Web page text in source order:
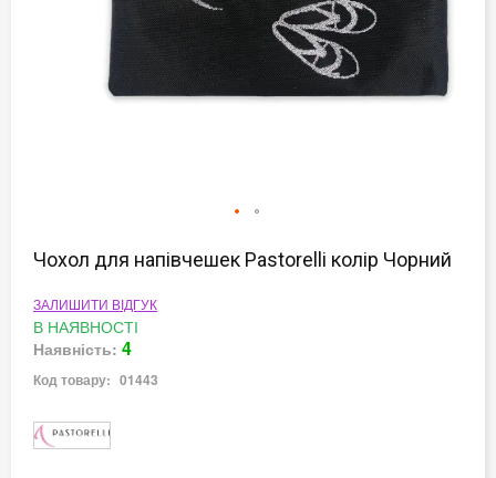
до
зображень
Чохол для напівчешек Pastorelli колір Чорний
ЗАЛИШИТИ ВІДГУК
В НАЯВНОСТІ
Наявність: 4
Код товару: 01443